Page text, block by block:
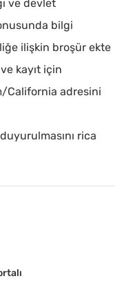
ve devlet
bilgi
ilişkin broşür ekte
kayıt için
California adresini
rica